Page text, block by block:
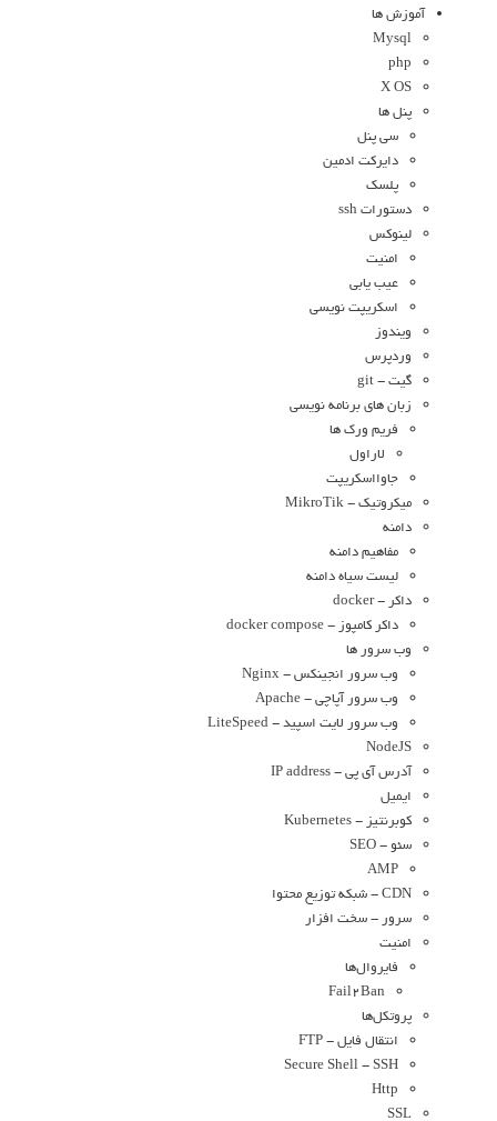
آموزش ها
Mysql
php
X OS
پنل ها
سی پنل
دایرکت ادمین
پلسک
دستورات ssh
لینوکس
امنیت
عیب یابی
اسکریپت نویسی
ویندوز
وردپرس
گیت - git
زبان های برنامه نویسی
فریم ورک ها
لاراول
جاوااسکریپت
میکروتیک - MikroTik
دامنه
مفاهیم دامنه
لیست سیاه دامنه
داکر - docker
داکر کامپوز - docker compose
وب سرور ها
وب سرور انجینکس - Nginx
وب سرور آپاچی - Apache
وب سرور لایت اسپید - LiteSpeed
NodeJS
آدرس آی پی - IP address
ایمیل
کوبرنتیز - Kubernetes
سئو - SEO
AMP
CDN - شبکه توزیع محتوا
سرور - سخت افزار
امنیت
فایروال‌ها
Fail2Ban
پروتکل‌ها
انتقال فایل - FTP
Secure Shell - SSH
Http
SSL